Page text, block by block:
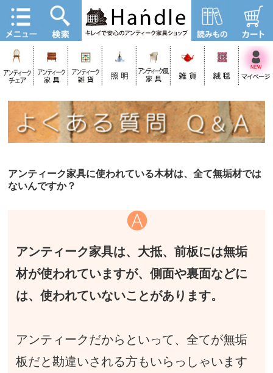
アンティーク家具に使われている木材は、全て無垢材では
ないんですか？
アンティーク家具は、大抵、前板には無垢
材が使われていますが、側面や裏面などに
は、使われていないことがあります。
アンティークだからといって、全てが無垢
板だと勘違いされる方もいらっしゃいます